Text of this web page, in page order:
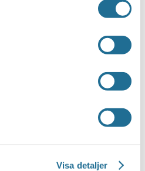
Visa detaljer
this arrangör